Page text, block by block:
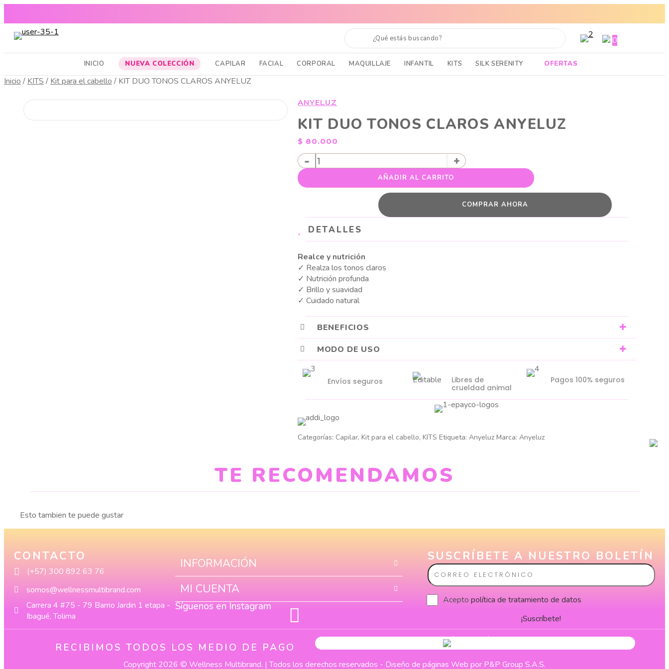
CABELLO SANO, PIEL RADIANTE Y MAQUILLAJE TOP
CABELLO SANO, PIEL RADIANTE Y MAQUILLAJE TOP
0
INICIO NUEVA COLECCIÓN CAPILAR FACIAL CORPORAL MAQUILLAJE INFANTIL KITS SILK SERENITY OFERTAS
Inicio / KITS / Kit para el cabello / KIT DUO TONOS CLAROS ANYELUZ
ANYELUZ
KIT DUO TONOS CLAROS ANYELUZ
$ 80.000
-
KIT
DUO
CLAROS
+
AÑADIR AL CARRITO
COMPRAR AHORA
DETALLES
Realce y nutrición
✓ Realza los tonos claros
✓ Nutrición profunda
✓ Brillo y suavidad
✓ Cuidado natural
BENEFICIOS
MODO DE USO
Envíos seguros
Libres de
crueldad animal
Pagos 100% seguros
Categorías: Capilar, Kit para el cabello, KITS Etiqueta: Anyeluz Marca: Anyeluz
TE RECOMENDAMOS
Esto tambien te puede gustar
CONTACTO
(+57) 300 892 63 76
somos@wellnessmultibrand.com
Carrera 4 #75 - 79 Barrio Jardin 1 etapa -
Ibagué, Tolima
INFORMACIÓN
MI CUENTA
Síguenos en Instagram
SUSCRÍBETE A NUESTRO BOLETÍN
Correo
electrónico
Acepto política de tratamiento de datos
¡Suscríbete!
RECIBIMOS TODOS LOS MEDIO DE PAGO
Copyright 2026 © Wellness Multibrand. | Todos los derechos reservados - Diseño de páginas Web por P&P Group S.A.S.